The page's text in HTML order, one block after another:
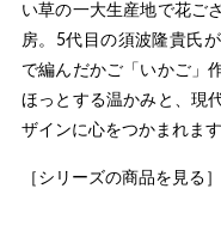
い草の一大生産地で花ご
房。5代目の須波隆貴氏
で編んだかご「いかご」
ほっとする温かみと、現
ザインに心をつかまれます
［シリーズの商品を見る］